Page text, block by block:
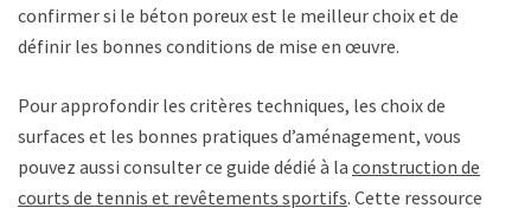
confirmer si le béton poreux est le meilleur choix et de
définir les bonnes conditions de mise en œuvre.
Pour approfondir les critères techniques, les choix de
surfaces et les bonnes pratiques d’aménagement, vous
pouvez aussi consulter ce guide dédié à la construction de
courts de tennis et revêtements sportifs. Cette ressource